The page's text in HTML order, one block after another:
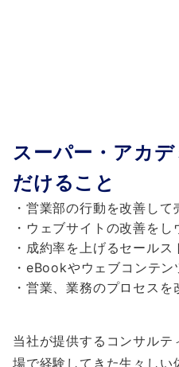
スーパー・アカ
だけること
・営業部の行動を改善して
・ウェブサイトの改善を
・成約率を上げるセールス
・eBookやウェブコンテ
・営業、業務のプロセス
当社が提供するコンサルテ
場で経験してきた生々しい